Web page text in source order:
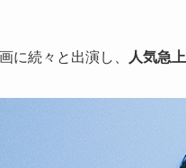
に続々と出演し、 人気急